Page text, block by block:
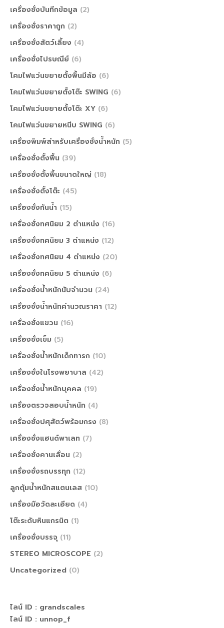
เครื่องชั่งบันทึกข้อมูล (2)
เครื่องชั่งราคาถูก (2)
เครื่องชั่งสัตว์เลี้ยง (4)
เครื่องชั่งไปรษณีย์ (6)
โคมไฟแว่นขยายตั้งพื้นมีล้อ (6)
โคมไฟแว่นขยายตั้งโต๊ะ SWING (6)
โคมไฟแว่นขยายตั้งโต๊ะ XY (6)
โคมไฟแว่นขยายหนีบ SWING (6)
เครื่องพิมพ์สำหรับเครื่องชั่งน้ำหนัก (5)
เครื่องชั่งตั้งพื้น (39)
เครื่องชั่งตั้งพื้นขนาดใหญ่ (18)
เครื่องชั่งตั้งโต๊ะ (45)
เครื่องชั่งกันน้ำ (15)
เครื่องชั่งทศนิยม 2 ตำแหน่ง (16)
เครื่องชั่งทศนิยม 3 ตำแหน่ง (12)
เครื่องชั่งทศนิยม 4 ตำแหน่ง (20)
เครื่องชั่งทศนิยม 5 ตำแหน่ง (6)
เครื่องชั่งน้ำหนักนับจำนวน (24)
เครื่องชั่งน้ำหนักคำนวณราคา (12)
เครื่องชั่งแขวน (16)
เครื่องชั่งเข็ม (5)
เครื่องชั่งน้ำหนักเด็กทารก (10)
เครื่องชั่งในโรงพยาบาล (42)
เครื่องชั่งน้ำหนักบุคคล (19)
เครื่องตรวจสอบน้ำหนัก (4)
เครื่องชั่งปศุสัตว์พร้อมกรง (8)
เครื่องชั่งแฮนด์พาเลท (7)
เครื่องชั่งคานเลื่อน (2)
เครื่องชั่งรถบรรทุก (12)
ลูกตุ้มน้ำหนักสแตนเลส (10)
เครื่องมือวัดละเอียด (4)
โต๊ะระดับหินแกรนิต (1)
เครื่องชั่งบรรจุ (11)
STEREO MICROSCOPE (2)
Uncategorized (0)
ไลน์ ID : grandscales
ไลน์ ID : unnop_f